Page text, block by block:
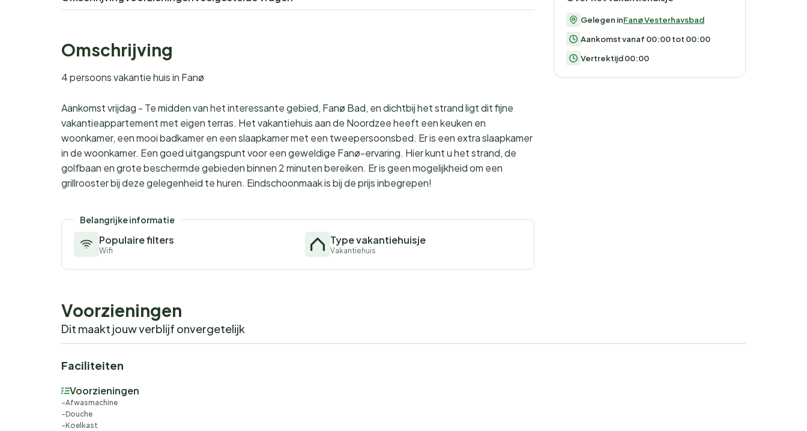
Omschrijving
4 persoons vakantie huis in Fanø
Aankomst vrijdag - Te midden van het interessante gebied, Fanø Bad, en dichtbij het strand ligt dit fijne
vakantieappartement met eigen terras. Het vakantiehuis aan de Noordzee heeft een keuken en
woonkamer, een mooi badkamer en een slaapkamer met een tweepersoonsbed. Er is een extra slaapkamer
in de woonkamer. Een goed uitgangspunt voor een geweldige Fanø-ervaring. Hier kunt u het strand, de
golfbaan en grote beschermde gebieden binnen 2 minuten bereiken. Er is geen mogelijkheid om een
grillrooster bij deze gelegenheid te huren. Eindschoonmaak is bij de prijs inbegrepen!
Belangrijke informatie
Populaire filters
Wifi
Type vakantiehuisje
Vakantiehuis
Gelegen inFanø Vesterhavsbad
Aankomst vanaf 00:00 tot 00:00
Vertrektijd 00:00
Voorzieningen
Dit maakt jouw verblijf onvergetelijk
Faciliteiten
Voorzieningen
Afwasmachine
Douche
Koelkast